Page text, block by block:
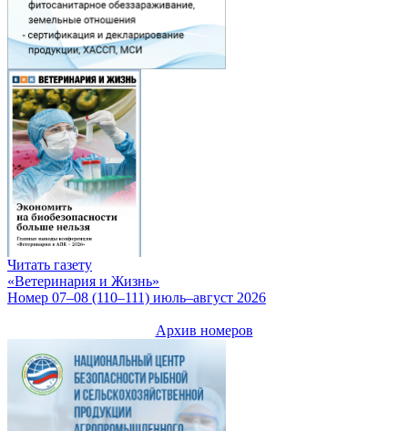
Читать газету
«Ветеринария и Жизнь»
Номер 07–08 (110–111) июль–август 2026
Архив номеров